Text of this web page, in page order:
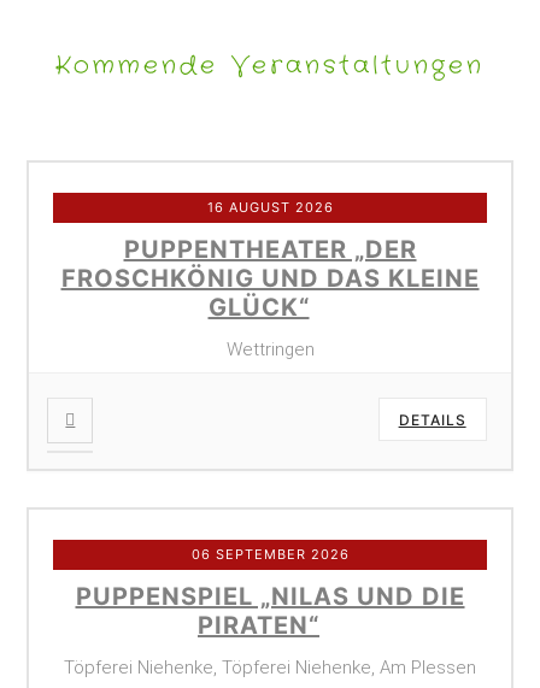
Kommende Veranstaltungen
16 AUGUST 2026
PUPPENTHEATER „DER
FROSCHKÖNIG UND DAS KLEINE
GLÜCK“
Wettringen
DETAILS
06 SEPTEMBER 2026
PUPPENSPIEL „NILAS UND DIE
PIRATEN“
Töpferei Niehenke, Töpferei Niehenke, Am Plessen